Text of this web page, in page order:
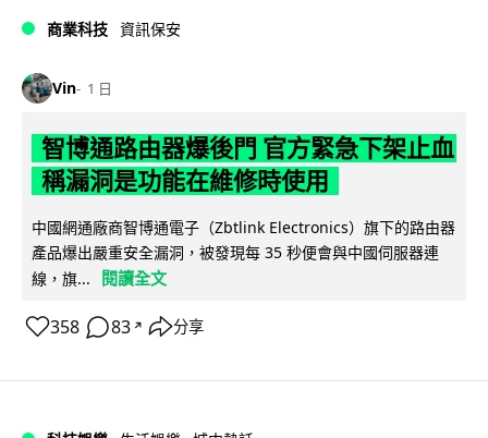
商業科技 資訊保安
Vin 1 日
智博通路由器爆後門 官方緊急下架止血
稱漏洞是功能在維修時使用
中國網通廠商智博通電子（Zbtlink Electronics）旗下的路由器
產品爆出嚴重安全漏洞，被發現每 35 秒便會與中國伺服器連
線，旗...
閱讀全文
358 83 ↗ 分享